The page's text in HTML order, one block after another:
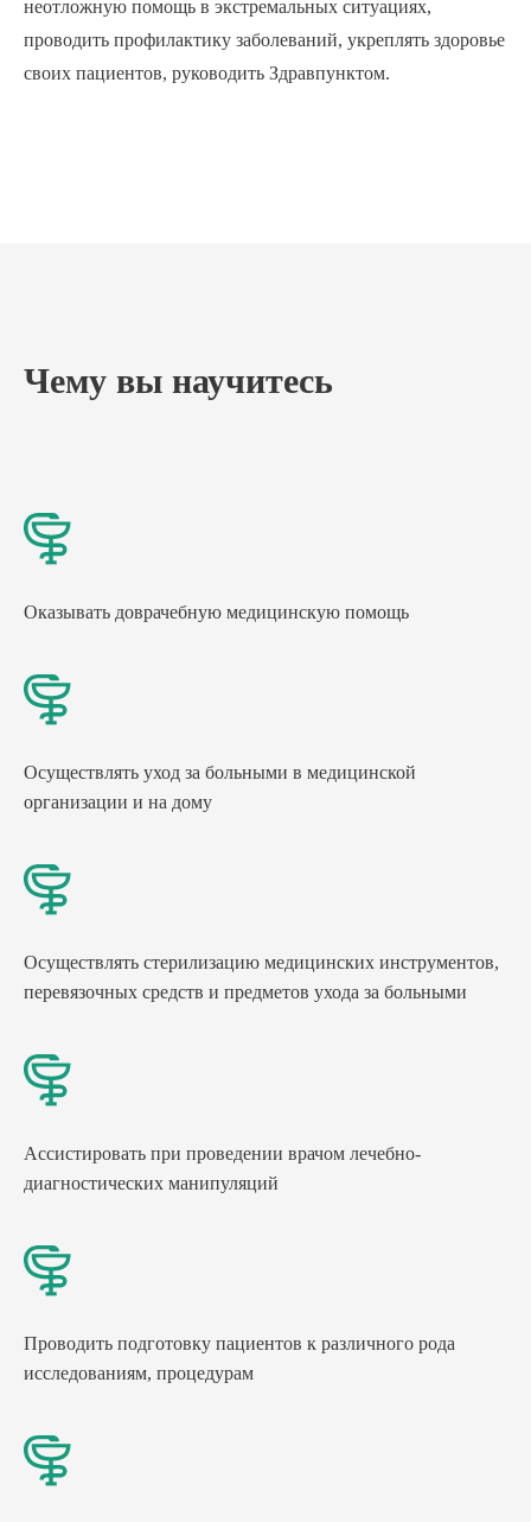
неотложную помощь в экстремальных ситуациях,
проводить профилактику заболеваний, укреплять здоровье
своих пациентов, руководить Здравпунктом.
Чему вы научитесь
Оказывать доврачебную медицинскую помощь
Осуществлять уход за больными в медицинской
организации и на дому
Осуществлять стерилизацию медицинских инструментов,
перевязочных средств и предметов ухода за больными
Ассистировать при проведении врачом лечебно-
диагностических манипуляций
Проводить подготовку пациентов к различного рода
исследованиям, процедурам